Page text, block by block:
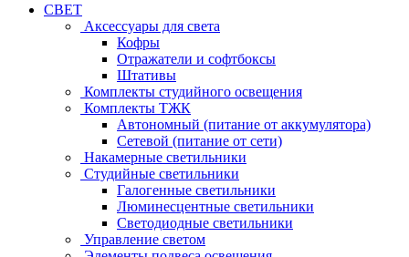
СВЕТ
Аксессуары для света
Кофры
Отражатели и софтбоксы
Штативы
Комплекты студийного освещения
Комплекты ТЖК
Автономный (питание от аккумулятора)
Сетевой (питание от сети)
Накамерные светильники
Студийные светильники
Галогенные светильники
Люминесцентные светильники
Светодиодные светильники
Управление светом